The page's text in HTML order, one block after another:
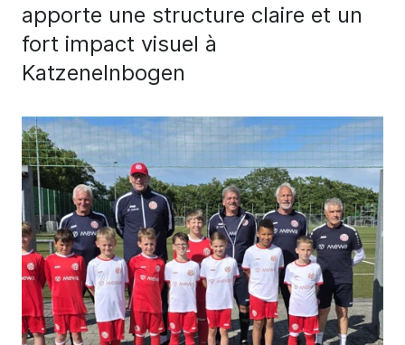
apporte une structure claire et un
fort impact visuel à
Katzenelnbogen